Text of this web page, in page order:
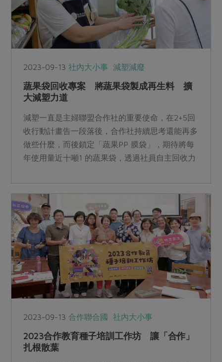
2023-09-13社內大小事 減塑減廢
蔬果袋回收專案 將蔬果袋製成再生料 擴
大減塑力道
減塑一直是主婦聯盟合作社的重要使命，在2+5回
收行動計畫告一段落後，合作社持續思考還能再多
做些什麼，而後鎖定「蔬果PP 膜袋」，期待將每
年使用量近十噸1 的蔬果袋，透過社員自主回收力
域誠環保科技股份有限公司進行產業串接，將蔬果
袋製成再生料，擴大減塑力道。
2023-09-13合作聯合國 社內大小事
2023合作教育種子培訓工作坊 讓「合作」
扎根散葉